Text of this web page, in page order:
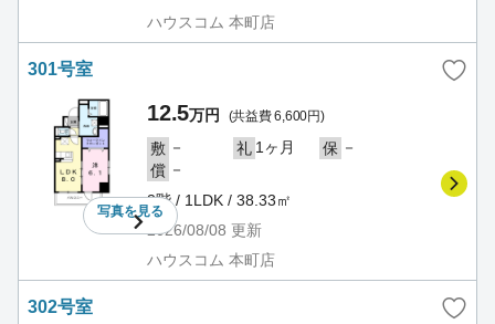
ハウスコム 本町店
301号室
写真を見る
12.5万円 (共益費 6,600円)
敷 － 礼 1ヶ月 保 －
償 －
3階 / 1LDK / 38.33㎡
2026/08/08 更新
ハウスコム 本町店
302号室